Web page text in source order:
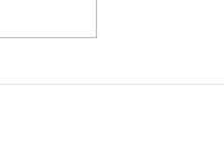
pelo Senado na